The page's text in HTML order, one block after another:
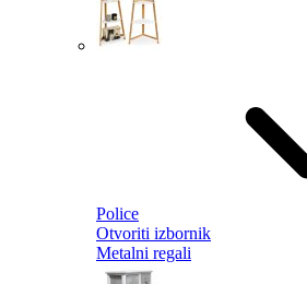
Police
Otvoriti izbornik
Metalni regali